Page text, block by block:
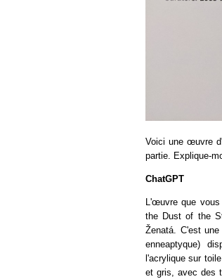
Voici une œuvre
partie. Explique-
ChatGPT
L'œuvre que vous
the Dust of the
Ženatá. C'est
enneaptyque)
l'acrylique sur
et gris, avec des